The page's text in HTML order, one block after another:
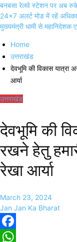
बनबसा रेलवे स्टेशन पर अब
24×7 अलर्ट मोड में रहें
मुख्यमंत्री धामी से महानिदेशक
Home
उत्तराखंड
देवभूमि की विकास यात्रा
आर्या
उत्तराखंड
देवभूमि की
रखने हेतु
रेखा आर्या
March 23, 2024
Jan Jan Ka Bharat
Facebook